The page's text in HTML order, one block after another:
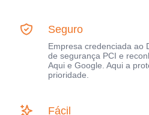
Seguro
Empresa credenciada ao
de segurança PCI e
Aqui e Google. Aqui a
prioridade.
Fácil